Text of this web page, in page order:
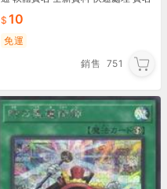
詢 10
免運
銷售 751